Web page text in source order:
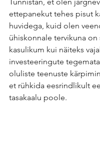
ettepanekut tehes pisut
huvidega, kuid olen
ühiskonnale tervikuna
kasulikum kui näiteks
investeeringute
oluliste teenuste
et rühkida eesrindlikult
tasakaalu poole.